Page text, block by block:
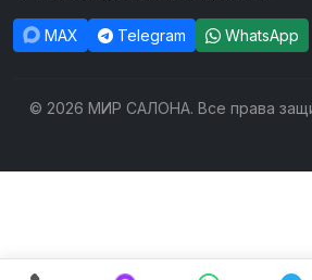
MAX Telegram WhatsApp
© 2026 МИР САЛОНА. Все права